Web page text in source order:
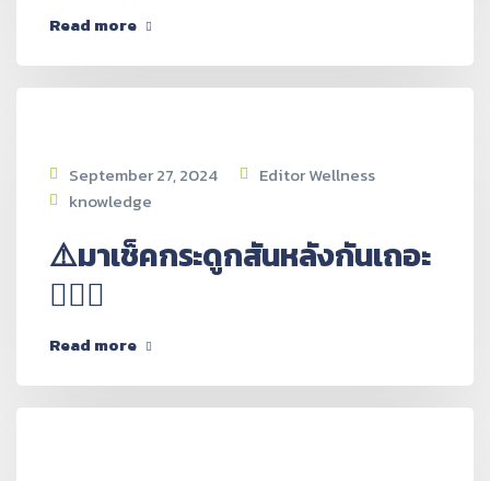
Read more
September 27, 2024
Editor Wellness
knowledge
⚠️มาเช็คกระดูกสันหลังกันเถอะ
👩🏻‍⚕️
Read more